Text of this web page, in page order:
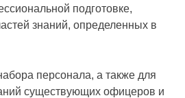
подготовке,
знаний, определенных в
персонала, а также для
существующих офицеров и